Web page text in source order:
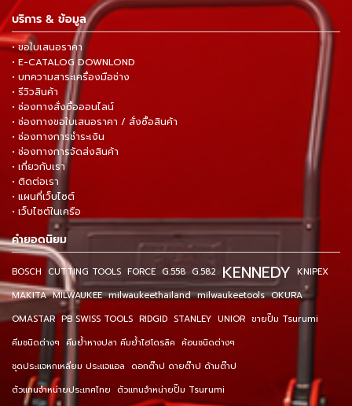
บริการ & ข้อมูล
• ขอใบเสนอราคา
• E-CATALOG DOWNLOND
• บทความสาระเครื่องมือช่าง
• รีวิวสินค้า
• ช่องทางสั่งซื้อออนไลน์
• ช่องทางขอใบเสนอราคา / สั่งซื้อสินค้า
• ช่องทางการชำระเงิน
• ช่องทางการจัดส่งสินค้า
• เกี่ยวกับเรา
• ติดต่อเรา
• แผนที่เว็บไซต์
• เว็บไซต์ในเครือ
คำยอดนิยม
BOSCH CUTTING TOOLS FORCE G.558 G.582 KENNEDY KNIPEX
MAKITA MILWAUKEE milwaukeethailand milwaukeetools OKURA
OMASTAR PB SWISS TOOLS RIDGID STANLEY UNIOR ขายปั๊ม Tsurumi
คีมชนิดต่างๆ คีมย้ำหางปลา คีมย้ำไฮโดรลิค ค้อนชนิดต่างๆ
ชุดประแจหกเหลี่ยม ประแจแอล ดอกต๊าป ดายต๊าป ด้ามต๊าป
ตัวแทนจำหน่ายประเทศไทย ตัวแทนจำหน่ายปั๊ม Tsurumi